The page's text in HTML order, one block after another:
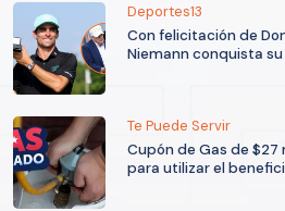
Deportes13
Con felicitación de
Niemann conquista
Te Puede Servir
Cupón de Gas de $27
para utilizar el